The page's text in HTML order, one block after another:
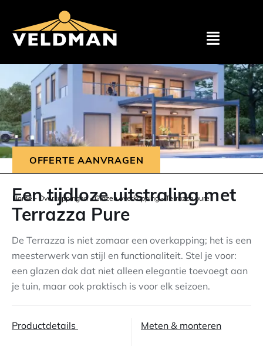
Particulier
Zakelijk
Showroom
OFFERTE AANVRAGEN
Home - Overkappingen-Glazen overkapping- Terrazza pure
Een tijdloze uitstraling met
Terrazza Pure
De Terrazza is niet zomaar een overkapping; het is een
meesterwerk van stijl en functionaliteit. Stel je voor:
een glazen dak dat niet alleen elegantie toevoegt aan
je tuin, maar ook praktisch is voor elk seizoen.
Productdetails Meten & monteren